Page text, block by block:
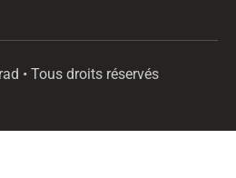
• Tous droits réservés